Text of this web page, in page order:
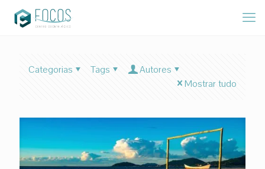
Categorias Tags
Autores
Mostrar tudo